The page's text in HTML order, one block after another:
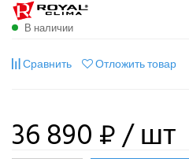
В наличии
Сравнить Отложить товар
36 890 ₽/ шт